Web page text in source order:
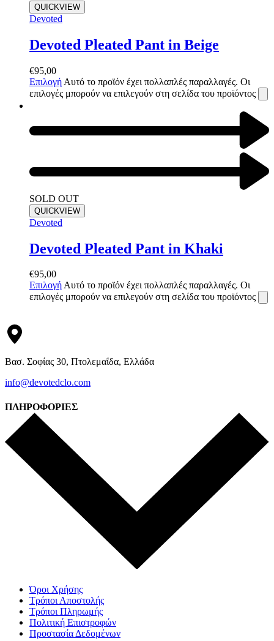
QUICKVIEW
Devoted
Devoted Pleated Pant in Beige
€95,00
Επιλογή Αυτό το προϊόν έχει πολλαπλές παραλλαγές. Οι
επιλογές μπορούν να επιλεγούν στη σελίδα του προϊόντος
SOLD OUT
QUICKVIEW
Devoted
Devoted Pleated Pant in Khaki
€95,00
ΕπιλογήΑυτό το προϊόν έχει πολλαπλές παραλλαγές. Οι
επιλογές μπορούν να επιλεγούν στη σελίδα του προϊόντος
Βασ. Σοφίας 30, Πτολεμαΐδα, Ελλάδα
info@devotedclo.com
ΠΛΗΡΟΦΟΡΙΕΣ
Όροι Χρήσης
Τρόποι Αποστολής
Τρόποι Πληρωμής
Πολιτική Επιστροφών
Προστασία Δεδομένων